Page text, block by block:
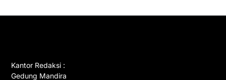
Kantor Redaksi :
Gedung Mandira